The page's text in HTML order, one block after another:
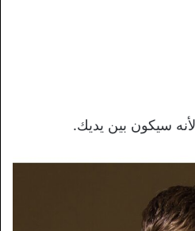
سيكون بين يديك.